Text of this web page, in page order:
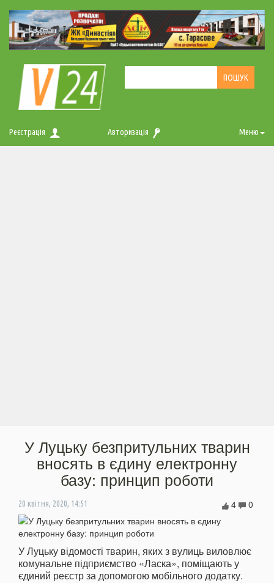
Реєстрація Авторизація Меню
У Луцьку безпритульних тварин
вносять в єдину електронну
базу: принцип роботи
20 квітня, 2020, 14:51 0
4
У Луцьку відомості тварин, яких з вулиць виловлює
комунальне підприємство «Ласка», поміщають у
єдиний реєстр за допомогою мобільного додатку.